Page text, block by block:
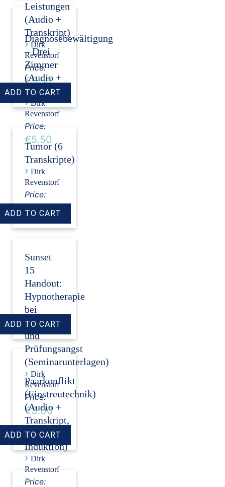
Leistungen
(Audio +
Transkript)
› Dirk
Revenstorf
Price:
€5.50
Diagnosebewältigung
– Drei
Zimmer
(Audio +
Transkript)
› Dirk
Revenstorf
Price:
€5.50
Tumor (6
Transkripte)
› Dirk
Revenstorf
Price:
€18.00
Sunset
15
Handout:
Hypnotherapie
bei
Auftritts-
und
Prüfungsangst
(Seminarunterlagen)
› Dirk
Revenstorf
Price:
€3.00
Paarkonflikt
(Einstreutechnik)
(Audio +
Transkript,
ohne
Induktion)
› Dirk
Revenstorf
Price: